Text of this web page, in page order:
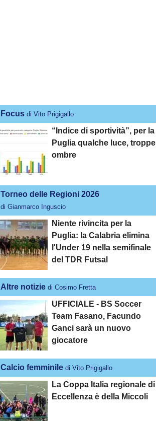
Focus di Vito Prigigallo
“Indice di sportività”, per la
Puglia qualche luce, troppe
ombre
Torneo delle Regioni 2026
di Gianmarco Inguscio
Niente rivincita per la
Puglia: la Calabria elimina
l'Under 19 nella semifinale
del TDR Futsal
Altre notizie di Cosimo Fretta
UFFICIALE - BS Soccer
Team Fasano, Facundo
Ganci sarà un nuovo
giocatore
Calcio femminile di Vito Prigigallo
La Coppa Italia regionale di
Eccellenza è della Miccoli